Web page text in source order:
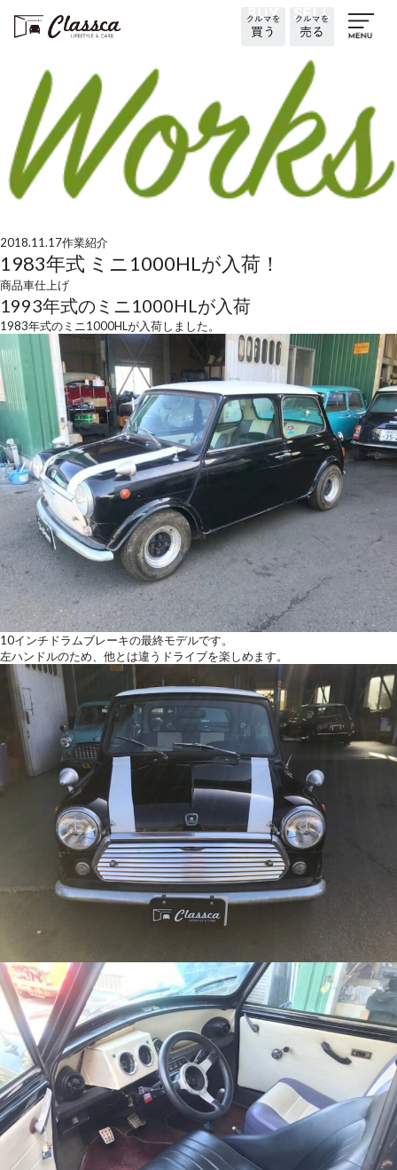
2018.11.17作業紹介
1983年式 ミニ1000HLが入荷！
商品車仕上げ
1993年式のミニ1000HLが入荷
1983年式のミニ1000HLが入荷しました。
10インチドラムブレーキの最終モデルです。
左ハンドルのため、他とは違うドライブを楽しめます。